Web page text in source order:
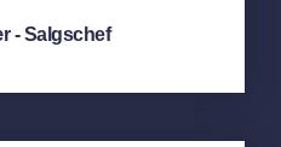
- Salgschef